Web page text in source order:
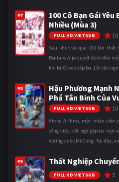
#7
100 Cô Bạn Gái
Nhiều (Mùa 3)
FULL HD VIETSUB 10
Sau khi trải qua 100 lần
Rentaro Aijo quyết định đến
khi bước vào cấp ba. Lời cầu
#8
Hậu Phương Mạnh
Phá Tân Binh Của
FULL HD VIETSUB 10
Atobe Arihito, một nhân viên
công việc, bất ngờ gặp tai nạn
Vương quốc Mê Cung. Tại đây,
#9 Thất Nghiệp
FULL HD VIETSUB 5